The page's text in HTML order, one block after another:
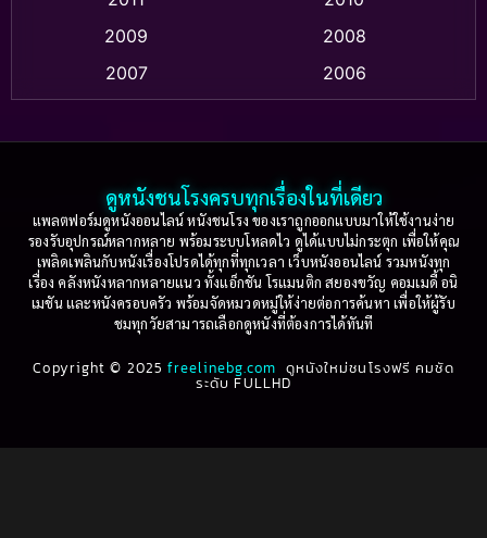
Based on a True Story เรื่องจริง(36)
Based on Novel(16)
Betrayal(1)
Biography(3)
2009
2008
2007
2006
2003
2002
2001
2000
1999
1998
1997
1996
1995
1994
1993
1992
1991
1990
ดูหนังชนโรงครบทุกเรื่องในที่เดียว
แพลตฟอร์มดูหนังออนไลน์ หนังชนโรง ของเราถูกออกแบบมาให้ใช้งานง่าย
รองรับอุปกรณ์หลากหลาย พร้อมระบบโหลดไว ดูได้แบบไม่กระตุก เพื่อให้คุณ
เพลิดเพลินกับหนังเรื่องโปรดได้ทุกที่ทุกเวลา เว็บหนังออนไลน์ รวมหนังทุก
เรื่อง คลังหนังหลากหลายแนว ทั้งแอ็กชัน โรแมนติก สยองขวัญ คอมเมดี้ อนิ
เมชัน และหนังครอบครัว พร้อมจัดหมวดหมู่ให้ง่ายต่อการค้นหา เพื่อให้ผู้รับ
ชมทุกวัยสามารถเลือกดูหนังที่ต้องการได้ทันที
Copyright © 2025freelinebg.com ดูหนังใหม่ชนโรงฟรี คมชัด
ระดับ FULLHD